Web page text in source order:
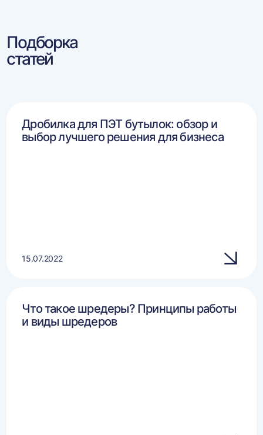
Подборка
статей
Дробилка для ПЭТ бутылок: обзор и
выбор лучшего решения для бизнеса
15.07.2022
Что такое шредеры? Принципы работы
и виды шредеров